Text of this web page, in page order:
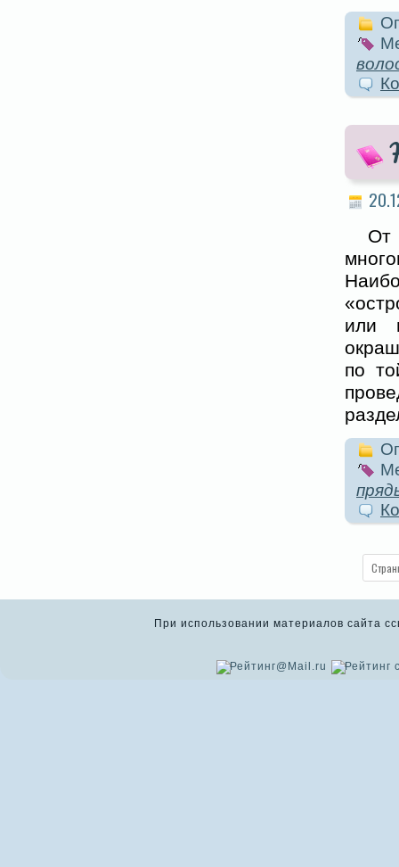
От
или
по
При использовании материалов сайта